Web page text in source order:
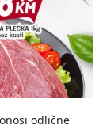
odlične